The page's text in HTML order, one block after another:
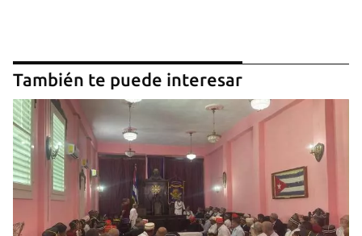
También te puede interesar